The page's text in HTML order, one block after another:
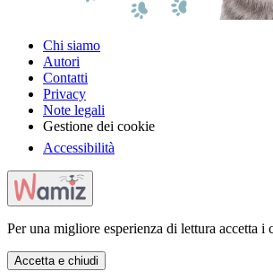
Chi siamo
Autori
Contatti
Privacy
Note legali
Gestione dei cookie
Accessibilità
Per una migliore esperienza di lettura accetta i
Accetta e chiudi